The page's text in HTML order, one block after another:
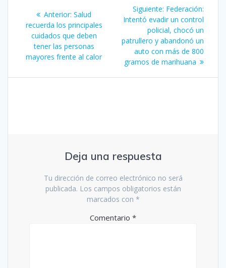
de
entradas
Anterior: Entrada
anterior:
Salud
recuerda los principales
cuidados que deben
tener las personas
mayores frente al calor
Siguiente: Siguiente
entrada:
Federación:
Intentó evadir un control
policial, chocó un
patrullero y abandonó un
auto con más de 800
gramos de marihuana
Deja una respuesta
Tu dirección de correo electrónico no será
publicada. Los campos obligatorios están
marcados con *
Comentario *